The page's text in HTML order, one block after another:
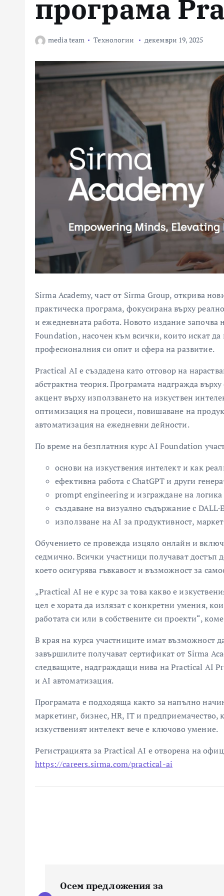
програма
media team Технологии декември 19, 2025
Sirma Academy, част от Sirma Group, открива
практическа програма, фокусирана върху
и ежедневната работа. Новото издание започва
Foundation, насочен към всички, които искат
професионалния си опит и сфера на развитие.
Practical AI е създадена като отговор на
абстрактна теория. Програмата надгражда
акцент върху използването на изкуствен
оптимизация на процеси, повишаване на
автоматизация на ежедневни дейности.
По време на безплатния курс AI Foundation
основи на изкуствения интелект и как
ефективна работа с ChatGPT и други
prompt engineering и изграждане на логика
създаване на визуално съдържание с
използване на AI за продуктивност,
Обучението се провежда изцяло онлайн и
седмично. Всички участници получават достъп
което осигурява гъвкавост и възможност за
„Practical AI не е курс за това какво е
цел е хората да излязат с конкретни умения,
работата си или в собствените си проекти“,
В края на курса участниците имат възможност
завършилите получават сертификат от Sirma
следващите, надграждащи нива на Practical AI
и AI автоматизация.
Програмата е подходяща както за напълно
маркетинг, бизнес, HR, IT и предприемачество,
изкуственият интелект вече е ключово умение.
Регистрацията за Practical AI е отворена на
https://careers.sirma.com/practical-ai
Осем предложения за